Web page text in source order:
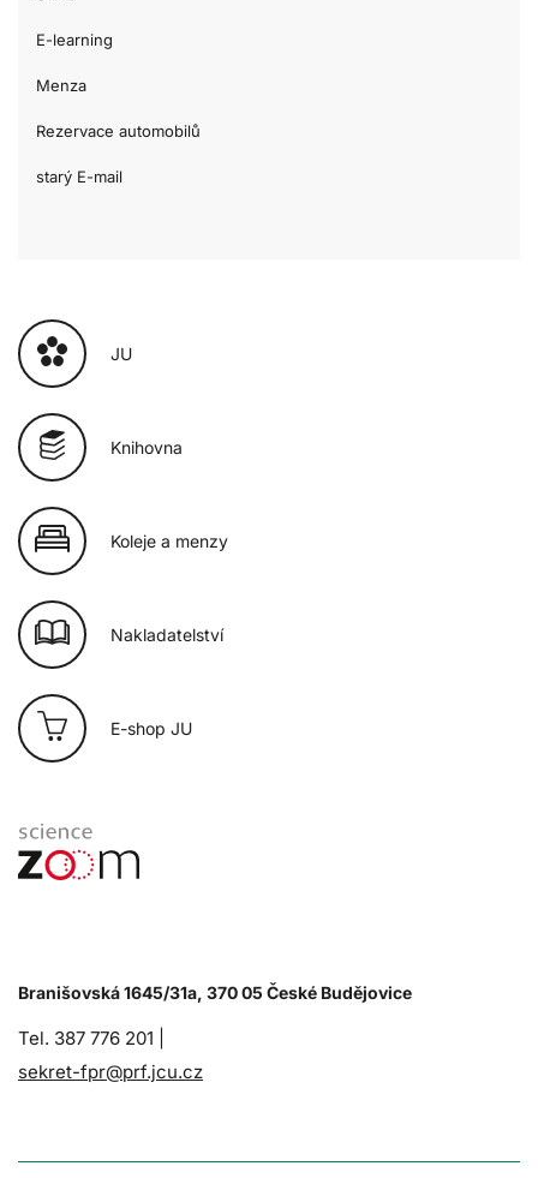
E-learning
Menza
Rezervace automobilů
starý E-mail
JU
Knihovna
Koleje a menzy
Nakladatelství
E-shop JU
Branišovská 1645/31a, 370 05 České Budějovice
Tel. 387 776 201 |
sekret-fpr@prf.jcu.cz